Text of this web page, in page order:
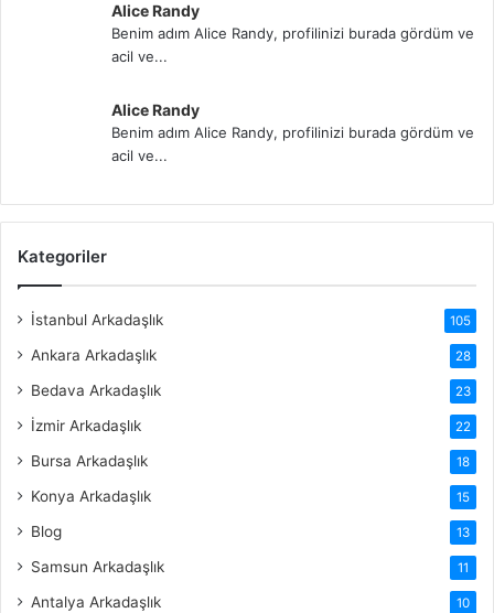
Alice Randy
Benim adım Alice Randy, profilinizi burada gördüm ve
acil ve...
Alice Randy
Benim adım Alice Randy, profilinizi burada gördüm ve
acil ve...
Kategoriler
İstanbul Arkadaşlık 105
Ankara Arkadaşlık 28
Bedava Arkadaşlık 23
İzmir Arkadaşlık 22
Bursa Arkadaşlık 18
Konya Arkadaşlık 15
Blog 13
Samsun Arkadaşlık 11
Antalya Arkadaşlık 10